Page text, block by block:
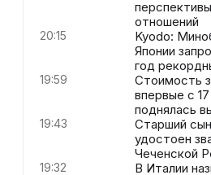
отношений
20:15
Kyodo:
Японии
год
19:59
Стоимость
впервые с
поднялась
19:43
Старший
удостоен
Чеченской
19:32
В Италии